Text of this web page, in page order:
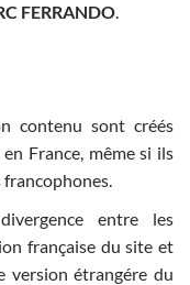
FERRANDO.
contenu sont créés
France, même si ils
entre les
française du site et
version étrangére du